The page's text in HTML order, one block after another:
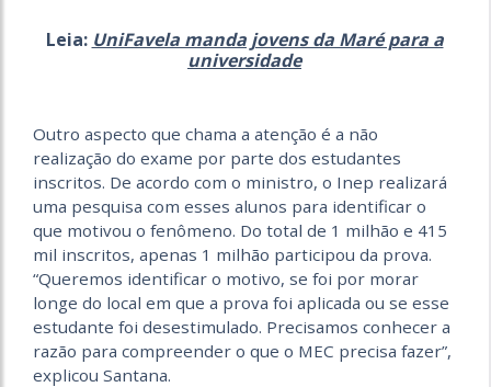
Leia: UniFavela manda jovens da Maré para a
universidade
Outro aspecto que chama a atenção é a não
realização do exame por parte dos estudantes
inscritos. De acordo com o ministro, o Inep realizará
uma pesquisa com esses alunos para identificar o
que motivou o fenômeno. Do total de 1 milhão e 415
mil inscritos, apenas 1 milhão participou da prova.
“Queremos identificar o motivo, se foi por morar
longe do local em que a prova foi aplicada ou se esse
estudante foi desestimulado. Precisamos conhecer a
razão para compreender o que o MEC precisa fazer”,
explicou Santana.